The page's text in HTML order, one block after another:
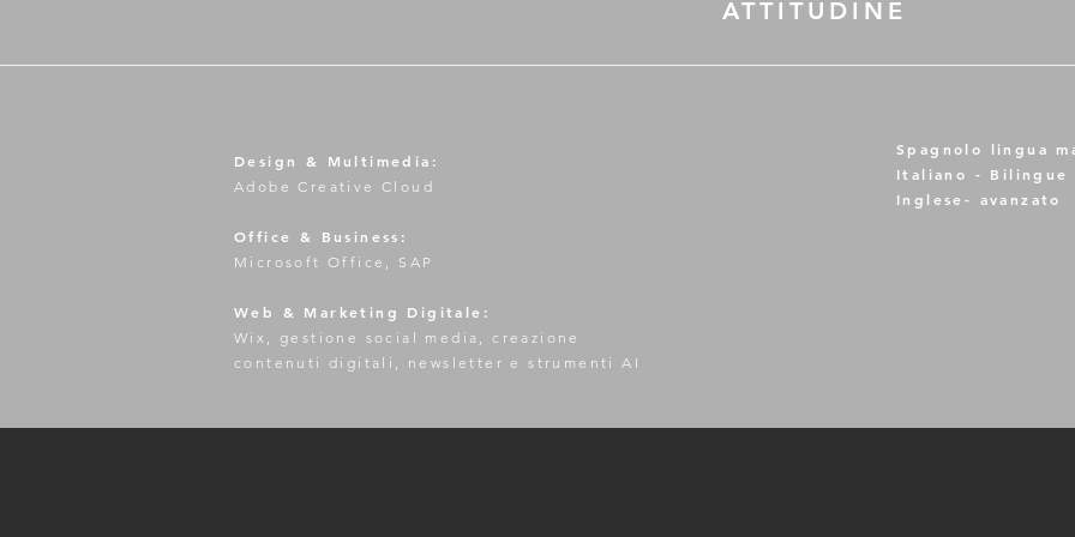
ATTITUDINE
Design & Multimedia:
Adobe Creative Cloud
Office & Business:
Microsoft Office, SAP
Web & Marketing Digitale:
Wix, gestione social media, creazione
contenuti digitali, newsletter e strumenti AI
Spagnolo lingua
Italiano - Bilingue
Inglese- avanzato